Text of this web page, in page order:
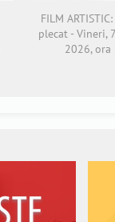
FILM
plecat - Vineri,
2026, ora